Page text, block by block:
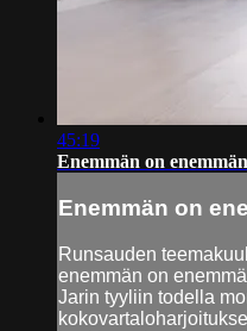
45:19
Enemmän on
Enemmän on
Runsauden
enemmän on
Jarin tyyliin todella